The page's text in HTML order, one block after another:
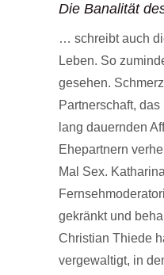
Die Banalität
… schreibt auch
Leben. So
gesehen.
Partnerschaft,
lang dauernden
Ehepartnern
Mal Sex.
gekränkt und
Christian Thiede
vergewaltigt, in